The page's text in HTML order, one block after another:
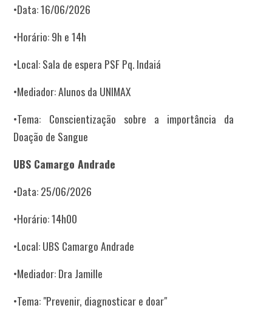
•Data: 16/06/2026
•Horário: 9h e 14h
•Local: Sala de espera PSF Pq. Indaiá
•Mediador: Alunos da UNIMAX
•Tema: Conscientização sobre a importância da
Doação de Sangue
UBS Camargo Andrade
•Data: 25/06/2026
•Horário: 14h00
•Local: UBS Camargo Andrade
•Mediador: Dra Jamille
•Tema: "Prevenir, diagnosticar e doar"